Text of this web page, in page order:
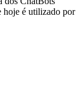
hoje é utilizado por